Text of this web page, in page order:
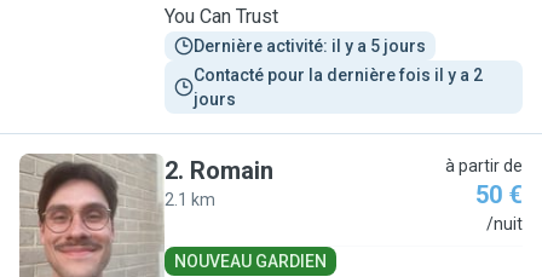
You Can Trust
Dernière activité: il y a 5 jours
Contacté pour la dernière fois il y a 2
jours
R
2. Romain
2.1 km
à partir de
50 €
/nuit
NOUVEAU GARDIEN